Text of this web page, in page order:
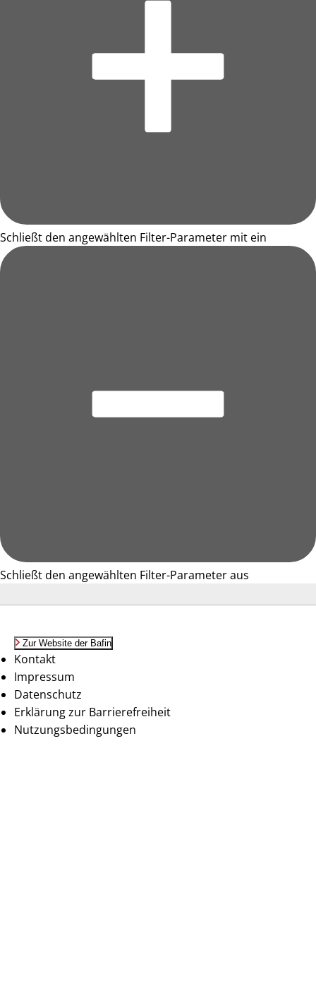
Schließt den angewählten Filter-Parameter mit ein
Schließt den angewählten Filter-Parameter aus
Zur Website der Bafin
Kontakt
Impressum
Datenschutz
Erklärung zur Barrierefreiheit
Nutzungsbedingungen